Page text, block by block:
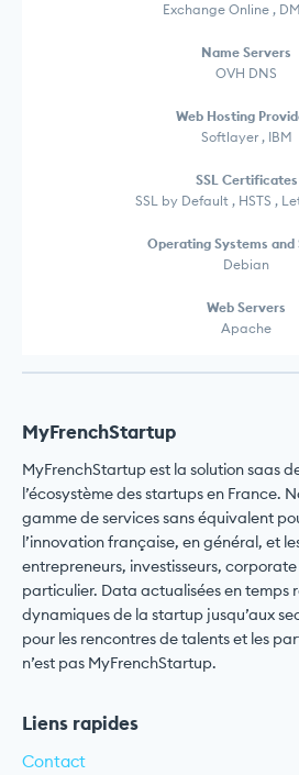
Exchange Online ,
Name Servers
OVH DNS
Web Hosting
Softlayer , IBM
SSL Certificates
SSL by Default , HSTS ,
Operating Systems and
Debian
Web Servers
Apache
MyFrenchStartup
MyFrenchStartup est la solution saas
l’écosystème des startups en France.
gamme de services sans équivalent
l’innovation française, en général, et
entrepreneurs, investisseurs,
particulier. Data actualisées en temps
dynamiques de la startup jusqu’aux
pour les rencontres de talents et les
n’est pas MyFrenchStartup.
Liens rapides
Contact